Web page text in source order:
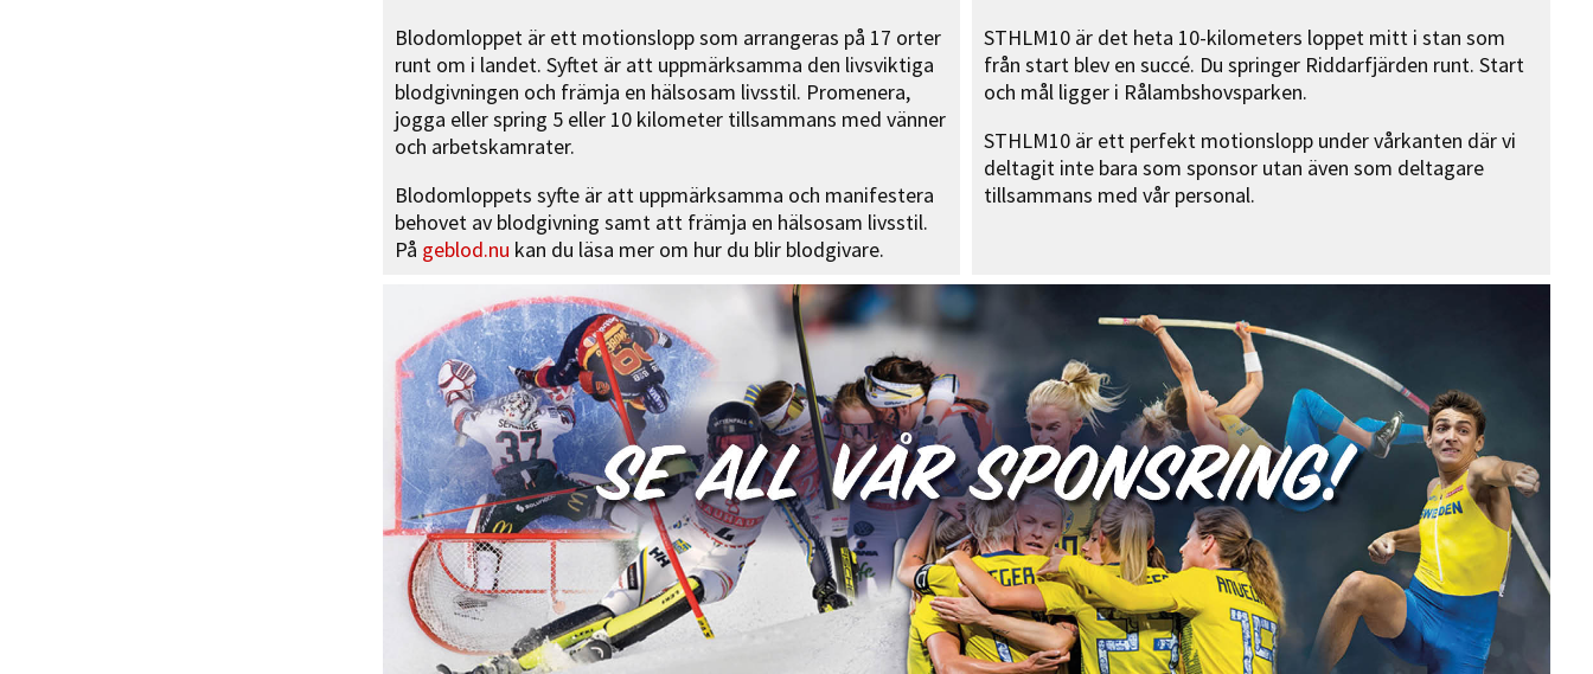
Blodomloppet är ett motionslopp som arrangeras på 17 orter
runt om i landet. Syftet är att uppmärksamma den livsviktiga
blodgivningen och främja en hälsosam livsstil. Promenera,
jogga eller spring 5 eller 10 kilometer tillsammans med vänner
och arbetskamrater.
Blodomloppets syfte är att uppmärksamma och manifestera
behovet av blodgivning samt att främja en hälsosam livsstil.
På geblod.nu kan du läsa mer om hur du blir blodgivare.
STHLM10 är det heta 10-kilometers loppet mitt i stan som
från start blev en succé. Du springer Riddarfjärden runt. Start
och mål ligger i Rålambshovsparken.
STHLM10 är ett perfekt motionslopp under vårkanten där vi
deltagit inte bara som sponsor utan även som deltagare
tillsammans med vår personal.